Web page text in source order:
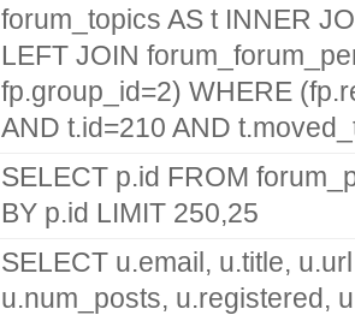
forum_topics AS t INNER
LEFT JOIN
fp.group_id=2) WHERE
AND t.id=210 AND
SELECT p.id FROM
BY p.id LIMIT 250,25
SELECT u.email, u.title,
u.num_posts, u.registered,